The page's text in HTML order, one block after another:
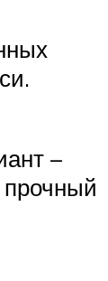
–
прочный